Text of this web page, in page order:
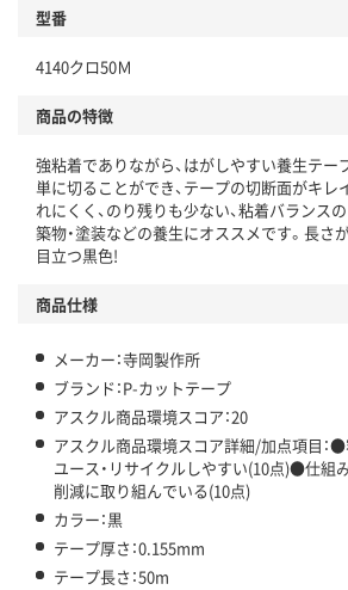
仕組
この商品の環境配慮ポイントです。下記商
アスクル商品環境スコア詳細／加点項目
型番
4140クロ50Ｍ
商品の特徴
強粘着でありながら、はがしやすい養生テー
単に切ることができ、テープの切断面がキレ
れにくく、のり残りも少ない、粘着バランス
築物・塗装などの養生にオススメです。長さ
目立つ黒色!
商品仕様
メーカー：寺岡製作所
ブランド：P-カットテープ
アスクル商品環境スコア：20
アスクル商品環境スコア詳細/加点項目：●
ユース・リサイクルしやすい(10点)●仕組
削減に取り組んでいる(10点)
カラー：黒
テープ厚さ：0.155mm
テープ長さ：50m